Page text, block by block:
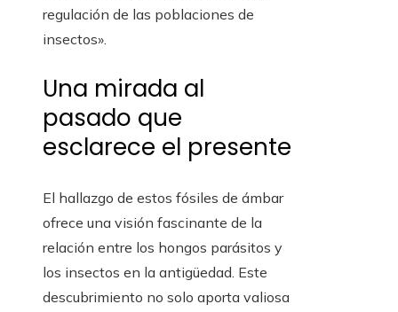
regulación de las poblaciones de
insectos».
Una mirada al
pasado que
esclarece el presente
El hallazgo de estos fósiles de ámbar
ofrece una visión fascinante de la
relación entre los hongos parásitos y
los insectos en la antigüedad. Este
descubrimiento no solo aporta valiosa